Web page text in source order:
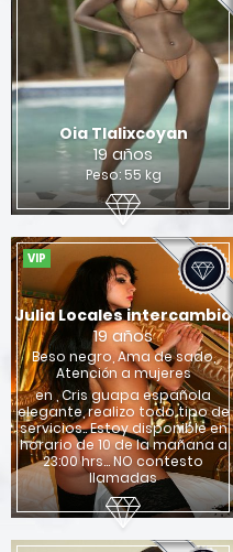
Oia Tlalixcoyan
19 años
Peso: 55 kg
VIP
Julia Locales intercambio
19 años
Beso negro, Ama de sado,
Atención a mujeres
en , Cris guapa española
elegante, realizo todo tipo de
servicios.. Estoy disponible en
horario de 10 de la mañana a
23:00 hrs… NO contesto
llamadas